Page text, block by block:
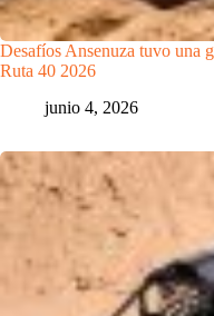
Desafíos Ansenuza tuvo una
Ruta 40 2026
junio 4, 2026